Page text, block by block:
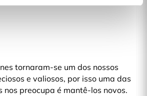
tornaram-se um dos nossos
e valiosos, por isso uma das
nos preocupa é mantê-los novos.